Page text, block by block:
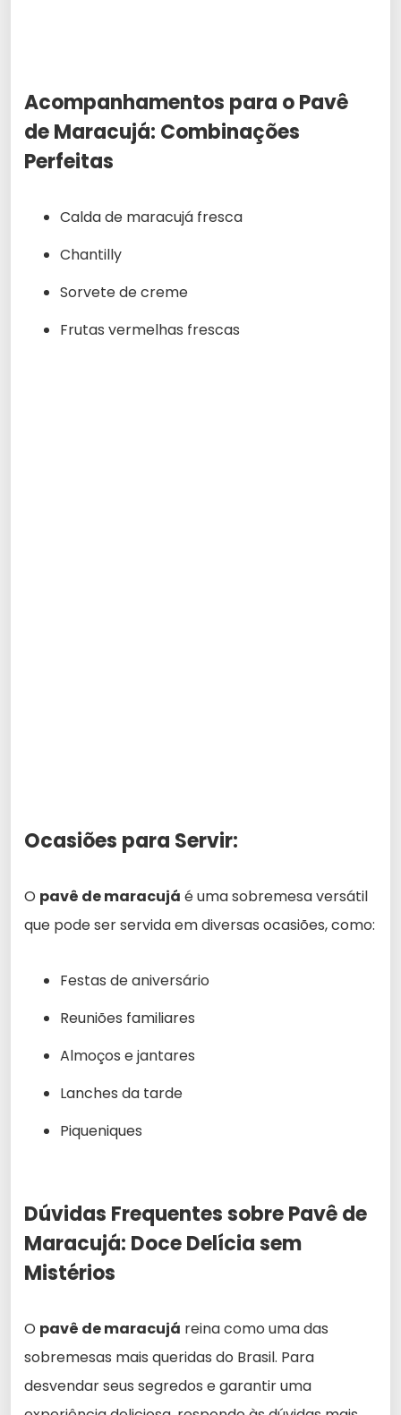
Acompanhamentos para o Pavê
de Maracujá: Combinações
Perfeitas
Calda de maracujá fresca
Chantilly
Sorvete de creme
Frutas vermelhas frescas
Ocasiões para Servir:
O pavê de maracujá é uma sobremesa versátil
que pode ser servida em diversas ocasiões, como:
Festas de aniversário
Reuniões familiares
Almoços e jantares
Lanches da tarde
Piqueniques
Dúvidas Frequentes sobre Pavê de
Maracujá: Doce Delícia sem
Mistérios
O pavê de maracujá reina como uma das
sobremesas mais queridas do Brasil. Para
desvendar seus segredos e garantir uma